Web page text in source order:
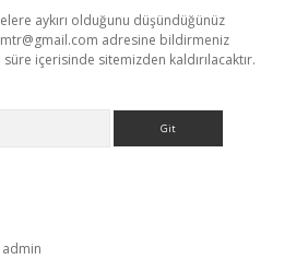
aykırı olduğunu düşündüğünüz
adresine bildirmeniz
içerisinde sitemizden kaldırılacaktır.
admin